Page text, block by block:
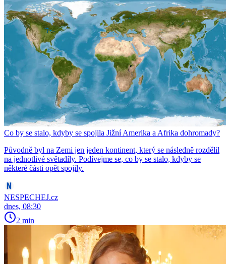
Co by se stalo, kdyby se spojila Jižní Amerika a Afrika dohromady?
Původně byl na Zemi jen jeden kontinent, který se následně rozdělil
na jednotlivé světadíly. Podívejme se, co by se stalo, kdyby se
některé části opět spojily.
NESPECHEJ.cz
dnes, 08:30
2 min